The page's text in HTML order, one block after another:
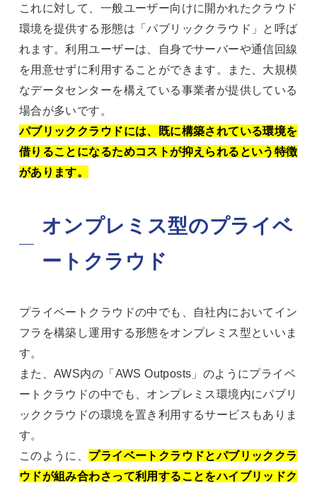
これに対して、一般ユーザー向けに開かれたクラウド
環境を提供する形態は「パブリッククラウド」と呼ば
れます。利用ユーザーは、自身でサーバーや通信回線
を用意せずに利用することができます。また、大規模
なデータセンターを構えている事業者が提供している
場合が多いです。
パブリッククラウドには、既に構築されている環境を
借りることになるためコストが抑えられるという特徴
があります。
オンプレミス型のプライベ
ートクラウド
プライベートクラウドの中でも、自社内においてイン
フラを構築し運用する形態をオンプレミス型といいま
す。
また、AWS内の「AWS Outposts」のようにプライベ
ートクラウドの中でも、オンプレミス環境内にパブリ
ッククラウドの環境を置き利用するサービスもありま
す。
このように、 プライベートクラウドとパブリッククラ
ウドが組み合わさって利用することをハイブリッドク